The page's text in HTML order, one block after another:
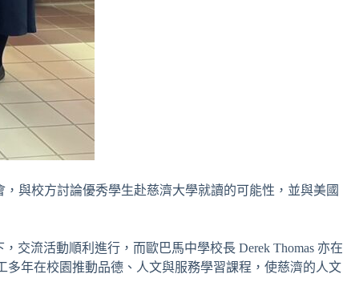
，與校方討論優秀學生赴慈濟大學就讀的可能性，並與美國
交流活動順利進行，而歐巴馬中學校長 Derek Thomas 亦在
年在校園推動品德、人文與服務學習課程，使慈濟的人文